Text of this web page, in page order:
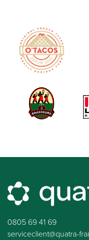
0805 69 41 69
serviceclient@quatra-